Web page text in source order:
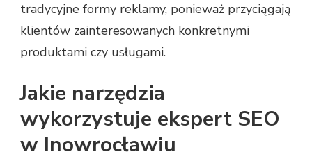
tradycyjne formy reklamy, ponieważ przyciągają
klientów zainteresowanych konkretnymi
produktami czy usługami.
Jakie narzędzia
wykorzystuje ekspert SEO
w Inowrocławiu